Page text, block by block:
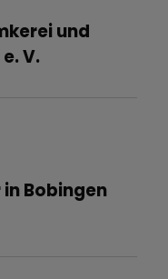
und
V.
Bobingen